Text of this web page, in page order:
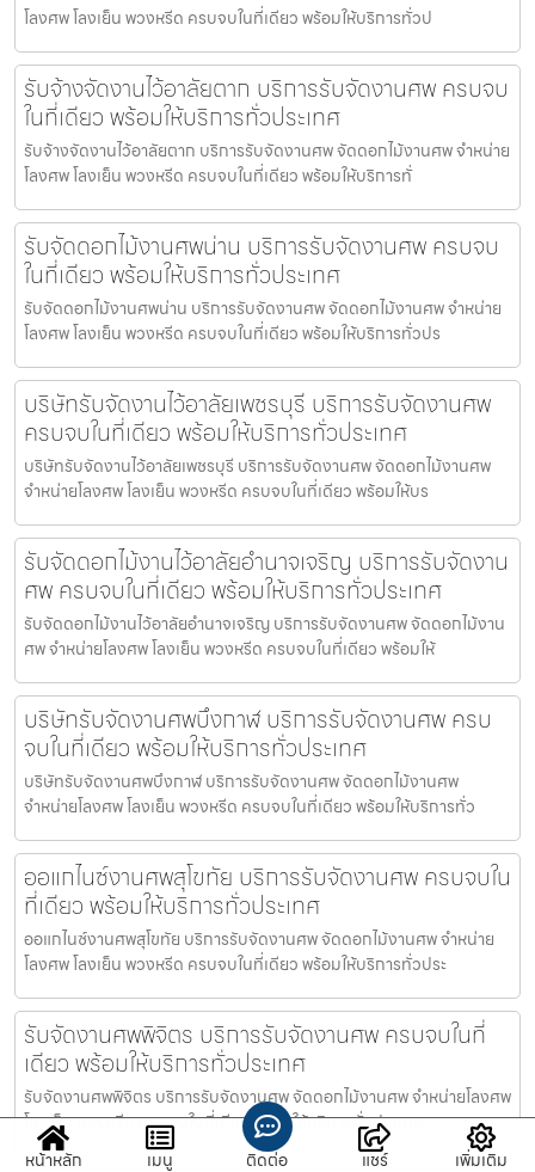
โลงศพ โลงเย็น พวงหรีด ครบจบในที่เดียว พร้อมให้บริการทั่วป
รับจ้างจัดงานไว้อาลัยตาก บริการรับจัดงานศพ ครบจบ
ในที่เดียว พร้อมให้บริการทั่วประเทศ
รับจ้างจัดงานไว้อาลัยตาก บริการรับจัดงานศพ จัดดอกไม้งานศพ จำหน่าย
โลงศพ โลงเย็น พวงหรีด ครบจบในที่เดียว พร้อมให้บริการทั่
รับจัดดอกไม้งานศพน่าน บริการรับจัดงานศพ ครบจบ
ในที่เดียว พร้อมให้บริการทั่วประเทศ
รับจัดดอกไม้งานศพน่าน บริการรับจัดงานศพ จัดดอกไม้งานศพ จำหน่าย
โลงศพ โลงเย็น พวงหรีด ครบจบในที่เดียว พร้อมให้บริการทั่วปร
บริษัทรับจัดงานไว้อาลัยเพชรบุรี บริการรับจัดงานศพ
ครบจบในที่เดียว พร้อมให้บริการทั่วประเทศ
บริษัทรับจัดงานไว้อาลัยเพชรบุรี บริการรับจัดงานศพ จัดดอกไม้งานศพ
จำหน่ายโลงศพ โลงเย็น พวงหรีด ครบจบในที่เดียว พร้อมให้บร
รับจัดดอกไม้งานไว้อาลัยอำนาจเจริญ บริการรับจัดงาน
ศพ ครบจบในที่เดียว พร้อมให้บริการทั่วประเทศ
รับจัดดอกไม้งานไว้อาลัยอำนาจเจริญ บริการรับจัดงานศพ จัดดอกไม้งาน
ศพ จำหน่ายโลงศพ โลงเย็น พวงหรีด ครบจบในที่เดียว พร้อมให้
บริษัทรับจัดงานศพบึงกาฬ บริการรับจัดงานศพ ครบ
จบในที่เดียว พร้อมให้บริการทั่วประเทศ
บริษัทรับจัดงานศพบึงกาฬ บริการรับจัดงานศพ จัดดอกไม้งานศพ
จำหน่ายโลงศพ โลงเย็น พวงหรีด ครบจบในที่เดียว พร้อมให้บริการทั่ว
ออแกไนซ์งานศพสุโขทัย บริการรับจัดงานศพ ครบจบใน
ที่เดียว พร้อมให้บริการทั่วประเทศ
ออแกไนซ์งานศพสุโขทัย บริการรับจัดงานศพ จัดดอกไม้งานศพ จำหน่าย
โลงศพ โลงเย็น พวงหรีด ครบจบในที่เดียว พร้อมให้บริการทั่วประ
รับจัดงานศพพิจิตร บริการรับจัดงานศพ ครบจบในที่
เดียว พร้อมให้บริการทั่วประเทศ
รับจัดงานศพพิจิตร บริการรับจัดงานศพ จัดดอกไม้งานศพ จำหน่ายโลงศพ
โลงเย็น พวงหรีด ครบจบในที่เดียว พร้อมให้บริการทั่วประเทศ
หน้าหลัก
เมนู ติดต่อ แชร์ เพิ่มเติม